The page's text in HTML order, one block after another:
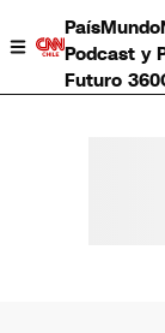
PaísMundo
Podcast y
Futuro 360